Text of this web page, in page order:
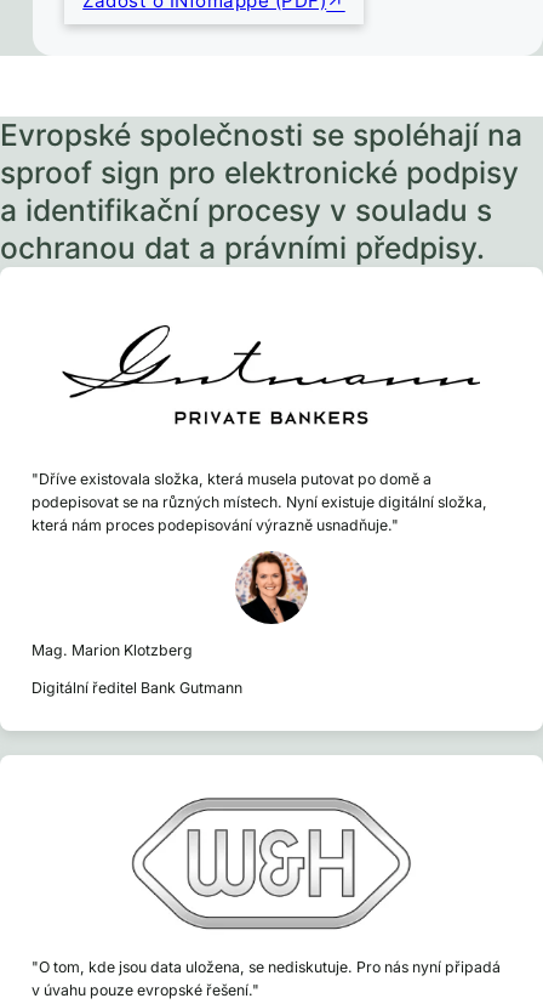
Evropské společnosti se spoléhají na
sproof sign pro elektronické podpisy
a identifikační procesy v souladu s
ochranou dat a právními předpisy.
"Dříve existovala složka, která musela putovat po domě a
podepisovat se na různých místech. Nyní existuje digitální složka,
která nám proces podepisování výrazně usnadňuje."
Mag. Marion Klotzberg
Digitální ředitel Bank Gutmann
"O tom, kde jsou data uložena, se nediskutuje. Pro nás nyní připadá
v úvahu pouze evropské řešení."